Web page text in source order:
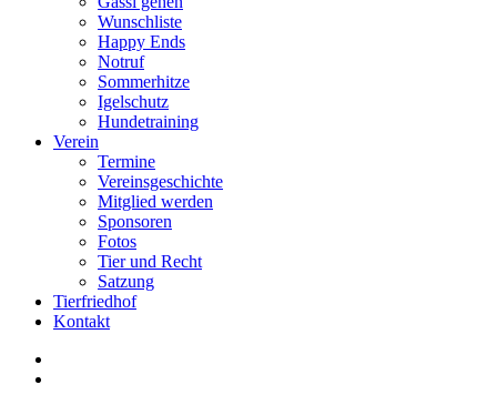
Wunschliste
Happy Ends
Notruf
Sommerhitze
Igelschutz
Hundetraining
Verein
Termine
Vereinsgeschichte
Mitglied werden
Sponsoren
Fotos
Tier und Recht
Satzung
Tierfriedhof
Kontakt